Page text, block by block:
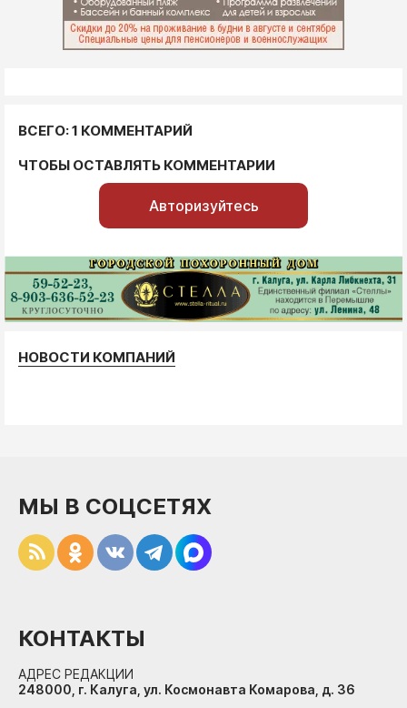
ВСЕГО: 1 КОММЕНТАРИЙ
ЧТОБЫ ОСТАВЛЯТЬ КОММЕНТАРИИ
Авторизуйтесь
НОВОСТИ КОМПАНИЙ
МЫ В СОЦСЕТЯХ
КОНТАКТЫ
АДРЕС РЕДАКЦИИ
248000, г. Калуга, ул. Космонавта Комарова, д. 36